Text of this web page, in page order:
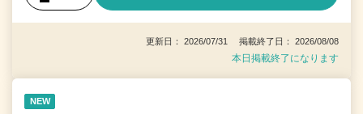
更新日： 2026/07/31 掲載終了日： 2026/08/08
本日掲載終了になります
NEW